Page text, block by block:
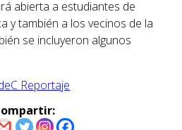
abierta a estudiantes de
y también a los vecinos de la
se incluyeron algunos
Reportaje